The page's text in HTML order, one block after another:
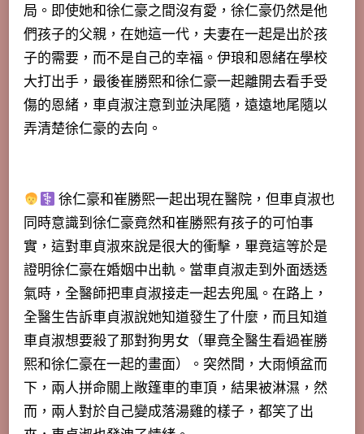
局。即使她和徐仁豪之間沒有愛，徐仁豪仍然是他
們孩子的父親，在她這一代，夫妻在一起是出於孩
子的需要，而不是自己的幸福 。伊琅和恩緒在學校
大打出手，最後崔勝熙和徐仁豪一起離開去看手受
傷的恩緒，車貞淑注意到並決尾隨，遠遠地尾隨以
弄清楚徐仁豪的去向。
徐仁豪和崔勝熙一起出現在醫院，但車貞淑也
同時意識到徐仁豪竟然和崔勝熙有孩子的可怕事
實，這對車貞淑來說是很大的衝擊， 畢竟這等於是
證明徐仁豪在婚姻中出軌 。當車貞淑走到外面透透
氣時，全醫師把車貞淑接走一起去兜風。在路上，
全醫生告訴車貞淑說她知道發生了什麼，而且知道
車貞淑想要殺了那對狗男女（畢竟全醫生看過崔勝
熙和徐仁豪在一起的畫面）。突然間，大雨傾盆而
下，兩人拼命關上敞篷車的車頂，結果被淋濕，然
而，兩人對於自己變成落湯雞的樣子，都笑了出